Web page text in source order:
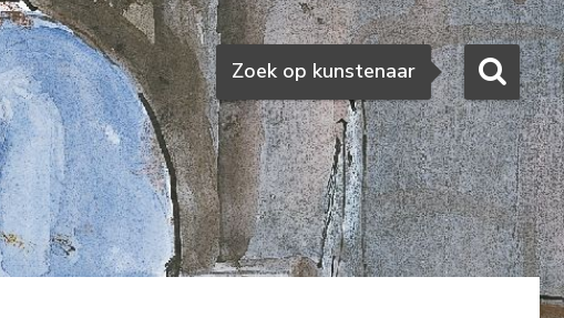
Zoeken
Zoek op kunstenaar